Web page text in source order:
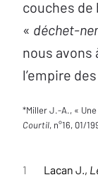
couches de
« déchet-
nous avons
l’empire
*Miller J.-A., «
Courtil, n°16, 01/
1 Lacan J.,